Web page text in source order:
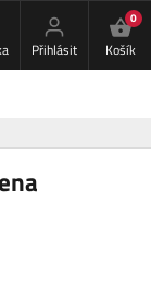
Přihlásit
0
Košík